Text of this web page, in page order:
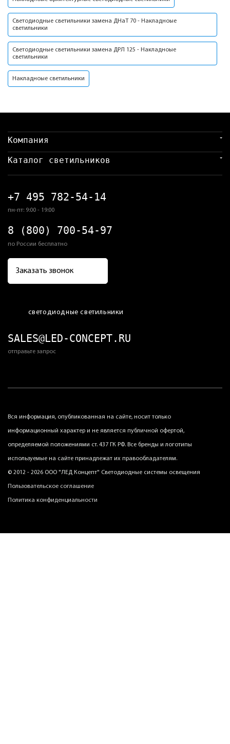
Светодиодные светильники замена ДНаТ 70 - Накладноые
светильники
Светодиодные светильники замена ДРЛ 125 - Накладноые
светильники
Накладноые светильники
Компания
Каталог светильников
+7 495 782-54-14
пн-пт: 9:00 - 19:00
8 (800) 700-54-97
по России бесплатно
Заказать звонок
светодиодные светильники
SALES@LED-CONCEPT.RU
отправьте запрос
Вся информация, опубликованная на сайте, носит только
информационный характер и не является публичной офертой,
определяемой положениями ст. 437 ГК РФ. Все бренды и логотипы
используемые на сайте принадлежат их правообладателям.
© 2012 - 2026 ООО "ЛЕД Концепт" Светодиодные системы освещения
Пользовательское соглашение
Политика конфиденциальности